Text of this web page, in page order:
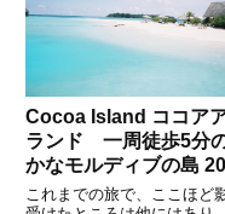
Cocoa Island ココアアイ
ランド 一周徒歩5分
かなモル
これまでの旅で、ここほど